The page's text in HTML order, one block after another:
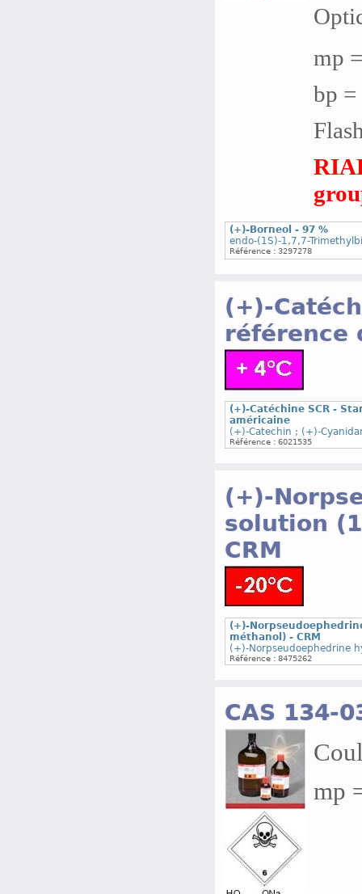
mp
bp
(+)-Borneol - 97 %
endo-(1S)-1,7,7-
Référence : 3297278
(+)-
référence
(+)-Catéchine SCR -
américaine
(+)-Catechin ; (+)-
Référence : 6021535
(+)-
solution
CRM
(+)-
méthanol) - CRM
(+)-Norpseudoephedrine
Référence : 8475262
CAS 134-
mp